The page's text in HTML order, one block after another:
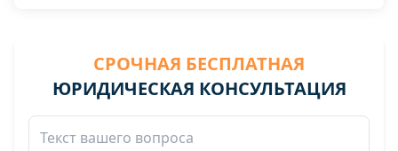
СРОЧНАЯ БЕСПЛАТНАЯ
ЮРИДИЧЕСКАЯ КОНСУЛЬТАЦИЯ